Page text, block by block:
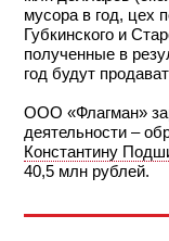
мусора в год, цех
Губкинского и
полученные в
год будут
ООО «Флагман»
деятельности –
Константину
40,5 млн рублей.